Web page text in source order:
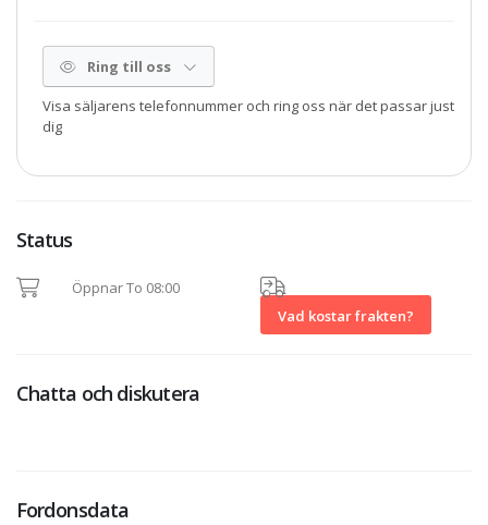
Ring till oss
Visa säljarens telefonnummer och ring oss när det passar just
dig
Status
Öppnar To 08:00
Vad kostar frakten?
Chatta och diskutera
Fordonsdata